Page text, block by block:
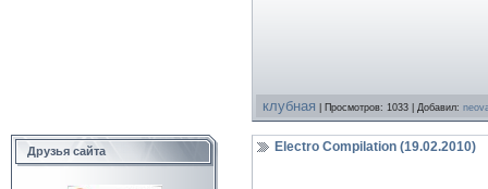
Друзья сайта
клубная | Просмотров: 1033 | Добавил:
Electro Compilation (19.02.2010)